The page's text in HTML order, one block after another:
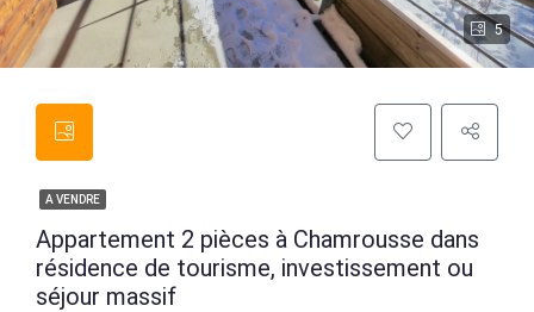
5
A VENDRE
Appartement 2 pièces à Chamrousse dans
résidence de tourisme, investissement ou
séjour massif